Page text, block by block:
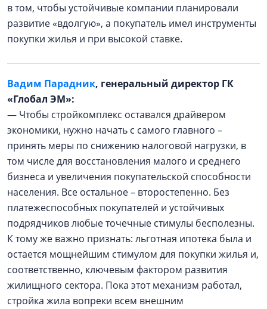
в том, чтобы устойчивые компании планировали
развитие «вдолгую», а покупатель имел инструменты
покупки жилья и при высокой ставке.
Вадим Парадник, генеральный директор ГК
«Глобал ЭМ»:
— Чтобы стройкомплекс оставался драйвером
экономики, нужно начать с самого главного –
принять меры по снижению налоговой нагрузки, в
том числе для восстановления малого и среднего
бизнеса и увеличения покупательской способности
населения. Все остальное – второстепенно. Без
платежеспособных покупателей и устойчивых
подрядчиков любые точечные стимулы бесполезны.
К тому же важно признать: льготная ипотека была и
остается мощнейшим стимулом для покупки жилья и,
соответственно, ключевым фактором развития
жилищного сектора. Пока этот механизм работал,
стройка жила вопреки всем внешним